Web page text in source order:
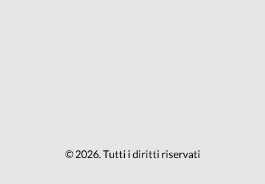
© 2026. Tutti i diritti riservati